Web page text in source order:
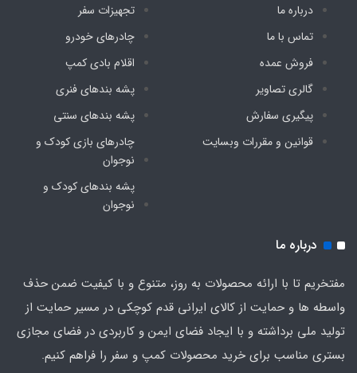
2 عدد
درباره ما
تماس با ما
فروش عمده
گالری تصاویر
پیگیری سفارش
قوانین و مقررات وبسایت
تجهیزات سفر
چادرهای خودرو
اقلام بادی کمپ
پشه‌ بندهای فنری
پشه‌ بندهای سنتی
چادرهای بازی کودک و
نوجوان
پشه‌ بندهای کودک و
نوجوان
درباره ما
مفتخریم تا با ارائه محصولات به روز، متنوع و با کیفیت ضمن حذف
واسطه ها و حمایت از کالای ایرانی قدم کوچکی در مسیر حمایت از
تولید ملی برداشته و با ایجاد فضای ایمن و کاربردی در فضای مجازی
بستری مناسب برای خرید محصولات کمپ و سفر را فراهم کنیم.